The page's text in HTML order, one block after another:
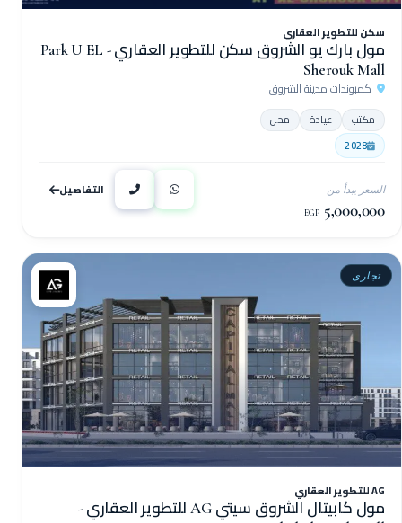
سكن للتطوير العقاري
مول بارك يو الشروق سكن للتطوير العقاري - Park U EL
Sherouk Mall
كمبوندات مدينة الشروق
مكتب عيادة
محل
2028
السعر يبدأ من
5,000,000
EGP
التفاصيل
تجارى
AG للتطوير العقاري
مول كابيتال الشروق سيتي AG للتطوير العقاري -